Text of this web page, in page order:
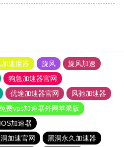
速度器 旋风
旋风加速
狗急加速器官网
优途加速器官网
风驰加速器
费vps加速器外网苹果版
IOS加速器
加速官网 黑洞永久加速器